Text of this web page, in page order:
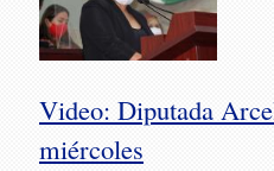
Video: Diputada
miércoles